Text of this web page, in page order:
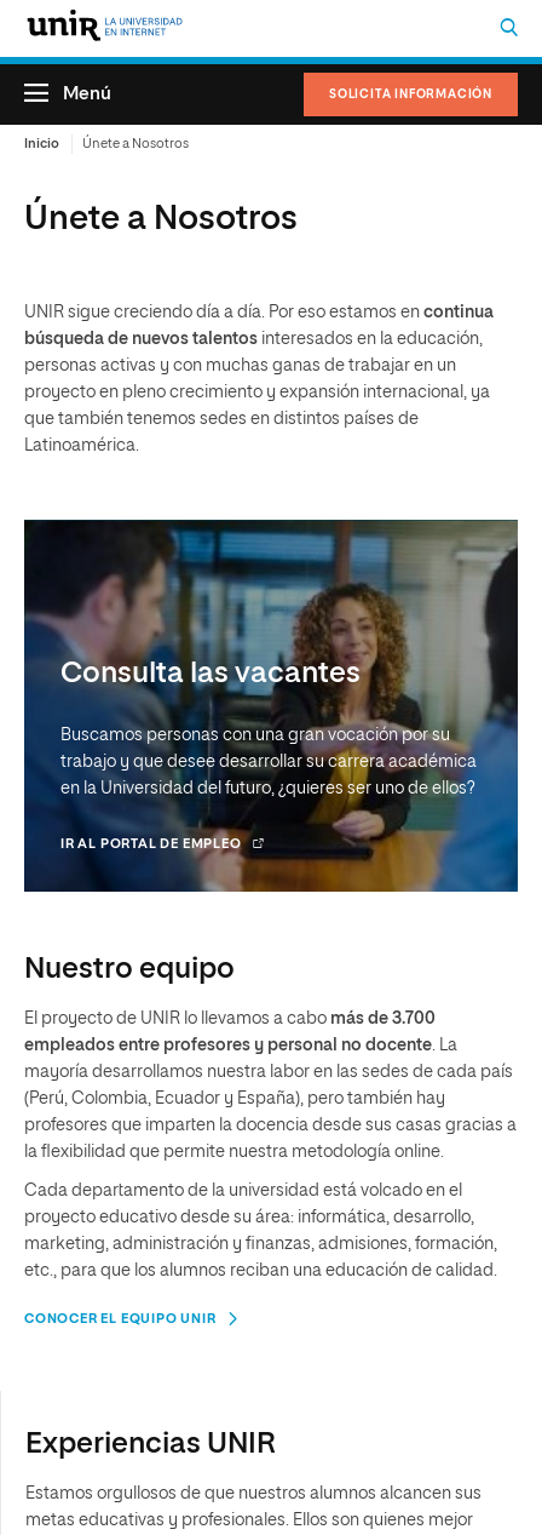
SOLICITA INFORMACIÓN
Menú
Inicio Únete a Nosotros
Únete a Nosotros
UNIR sigue creciendo día a día. Por eso estamos en continua
búsqueda de nuevos talentos interesados en la educación,
personas activas y con muchas ganas de trabajar en un
proyecto en pleno crecimiento y expansión internacional, ya
que también tenemos sedes en distintos países de
Latinoamérica.
Consulta las vacantes
Buscamos personas con una gran vocación por su
trabajo y que desee desarrollar su carrera académica
en la Universidad del futuro, ¿quieres ser uno de ellos?
IR AL PORTAL DE EMPLEO
Nuestro equipo
El proyecto de UNIR lo llevamos a cabo más de 3.700
empleados entre profesores y personal no docente. La
mayoría desarrollamos nuestra labor en las sedes de cada país
(Perú, Colombia, Ecuador y España), pero también hay
profesores que imparten la docencia desde sus casas gracias a
la flexibilidad que permite nuestra metodología online.
Cada departamento de la universidad está volcado en el
proyecto educativo desde su área: informática, desarrollo,
marketing, administración y finanzas, admisiones, formación,
etc., para que los alumnos reciban una educación de calidad.
CONOCER EL EQUIPO UNIR
Experiencias UNIR
Estamos orgullosos de que nuestros alumnos alcancen sus
metas educativas y profesionales. Ellos son quienes mejor